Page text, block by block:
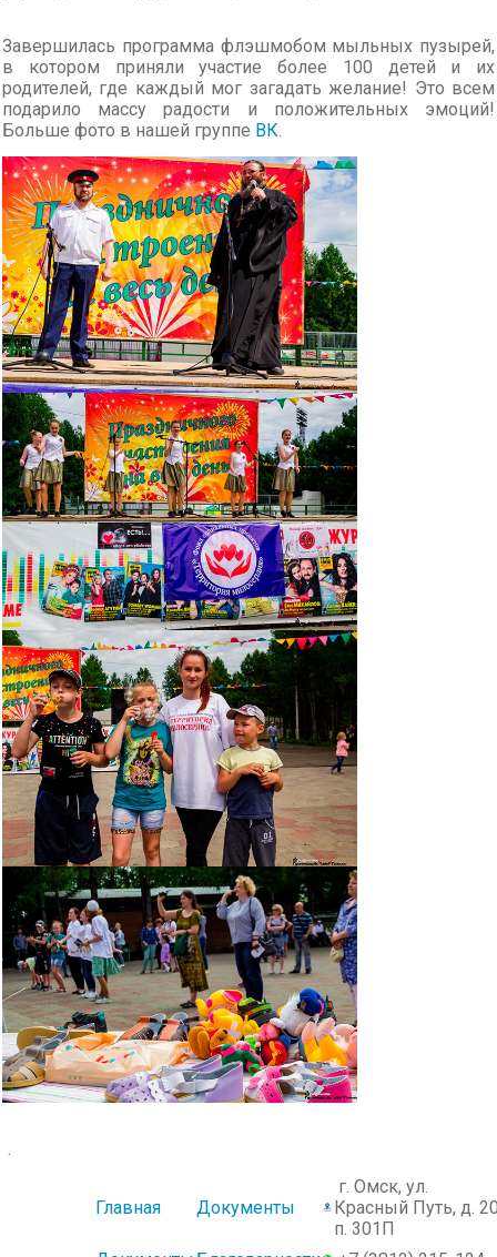
Завершилась программа флэшмобом мыльных пузырей,
в котором приняли участие более 100 детей и их
родителей, где каждый мог загадать желание! Это всем
подарило массу радости и положительных эмоций!
Больше фото в нашей группе ВК.
.
Главная Документы
г. Омск, ул.
Красный Путь, д.
п. 301П